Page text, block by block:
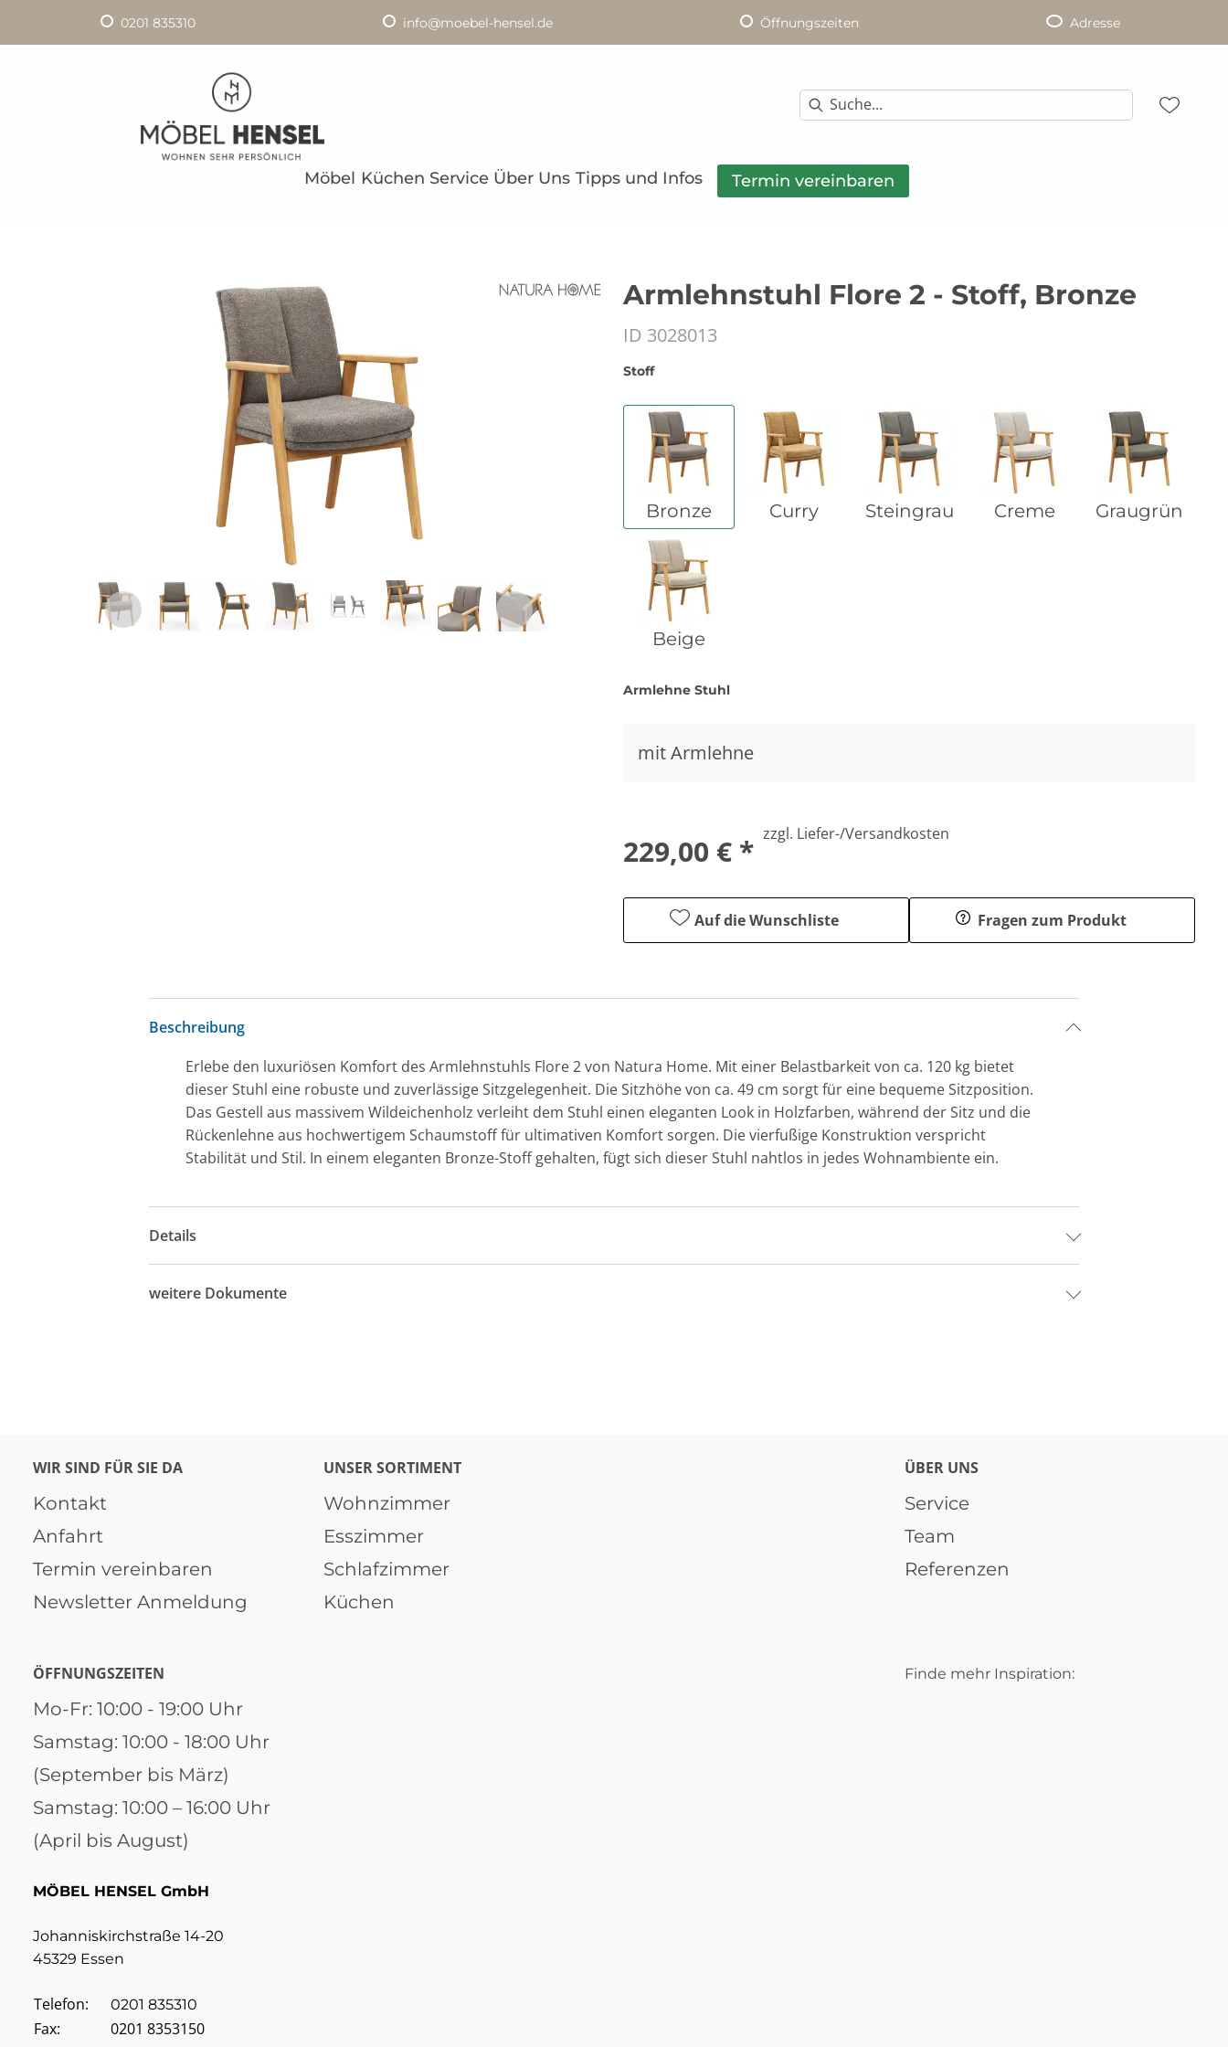
0201 835310 info@moebel-hensel.de Öffnungszeiten Adresse
Möbel Küchen Service Über Uns Tipps und Infos Termin vereinbaren
Armlehnstuhl Flore 2 - Stoff, Bronze
ID 3028013
Stoff
Bronze Curry Steingrau Creme Graugrün
Beige
Armlehne Stuhl
mit Armlehne
229,00 € * zzgl. Liefer-/Versandkosten
Auf die Wunschliste Fragen zum Produkt
Beschreibung
Erlebe den luxuriösen Komfort des Armlehnstuhls Flore 2 von Natura Home. Mit einer Belastbarkeit von ca. 120 kg bietet
dieser Stuhl eine robuste und zuverlässige Sitzgelegenheit. Die Sitzhöhe von ca. 49 cm sorgt für eine bequeme Sitzposition.
Das Gestell aus massivem Wildeichenholz verleiht dem Stuhl einen eleganten Look in Holzfarben, während der Sitz und die
Rückenlehne aus hochwertigem Schaumstoff für ultimativen Komfort sorgen. Die vierfußige Konstruktion verspricht
Stabilität und Stil. In einem eleganten Bronze-Stoff gehalten, fügt sich dieser Stuhl nahtlos in jedes Wohnambiente ein.
Details
weitere Dokumente
WIR SIND FÜR SIE DA
Kontakt
Anfahrt
Termin vereinbaren
Newsletter Anmeldung
UNSER SORTIMENT
Wohnzimmer
Esszimmer
Schlafzimmer
Küchen
ÜBER UNS
Service
Team
Referenzen
ÖFFNUNGSZEITEN
Mo-Fr: 10:00 - 19:00 Uhr
Samstag: 10:00 - 18:00 Uhr
(September bis März)
Samstag: 10:00 – 16:00 Uhr
(April bis August)
MÖBEL HENSEL GmbH
Johanniskirchstraße 14-20
45329 Essen
Telefon: 0201 835310
Fax:
0201 8353150
Finde mehr Inspiration: